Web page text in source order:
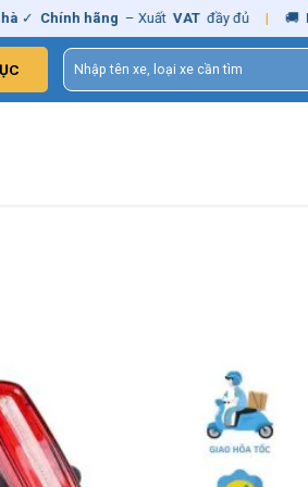
Chính hãng – Xuất VAT đầy đủ | 🚚
Tìm
kiếm: